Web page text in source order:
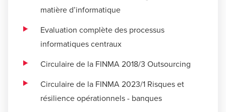
matière d’informatique
Evaluation complète des processus
informatiques centraux
Circulaire de la FINMA 2018/3 Outsourcing
Circulaire de la FINMA 2023/1 Risques et
résilience opérationnels - banques